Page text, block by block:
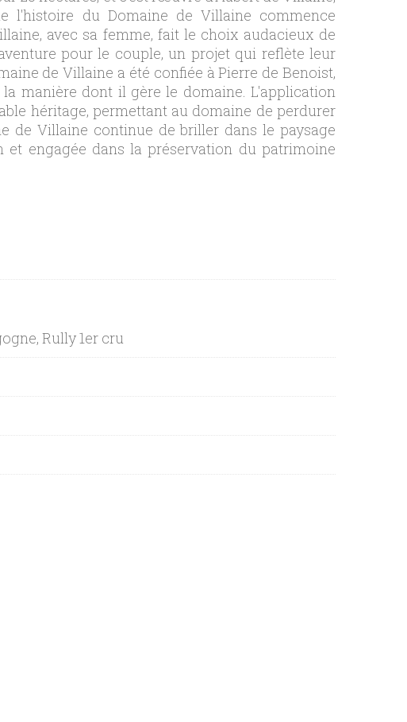
l'histoire du Domaine de Villaine commence
avec sa femme, fait le choix audacieux de
pour le couple, un projet qui reflète leur
de Villaine a été confiée à Pierre de Benoist,
manière dont il gère le domaine. L'application
héritage, permettant au domaine de perdurer
de Villaine continue de briller dans le paysage
engagée dans la préservation du patrimoine
Rully 1er cru